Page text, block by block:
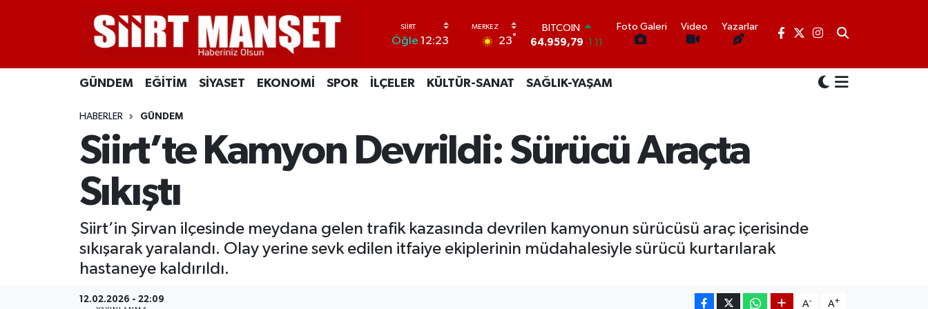
Öğle 12:23 23°
64.959,79
1.11
DOLAR
55,2510 0.32
6660.55 0.03
BİST100
13.779
-14
Foto Galeri Video Yazarlar
GÜNDEM EĞİTİM SİYASET EKONOMİ SPOR İLÇELER KÜLTÜR-SANAT SAĞLIK-YAŞAM
HABERLER GÜNDEM
Siirt’te Kamyon Devrildi: Sürücü Araçta
Sıkıştı
Siirt’in Şirvan ilçesinde meydana gelen trafik kazasında devrilen kamyonun sürücüsü araç içerisinde
sıkışarak yaralandı. Olay yerine sevk edilen itfaiye ekiplerinin müdahalesiyle sürücü kurtarılarak
hastaneye kaldırıldı.
12.02.2026 - 22:09 A- A+
SİYASET
EKONOMİ
İLÇELER
KÜLTÜR-SANAT
SAĞLIK-YAŞAM
Siirt Nöbetçi Eczaneler
Siirt Hava Durumu
Siirt Namaz Vakitleri
Siirt Trafik Yoğunluk Haritası
Süper Lig Puan Durumu ve Fikstür
Tüm Manşetler
Son Dakika Haberleri
Haber Arşivi